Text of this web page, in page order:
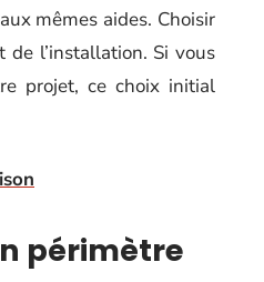
mêmes aides. Choisir
l’installation. Si vous
projet, ce choix initial
périmètre